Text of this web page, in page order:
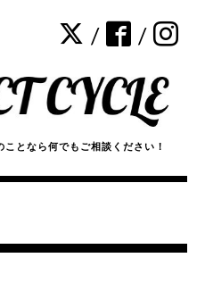
/ /
となら何でもご相談ください！